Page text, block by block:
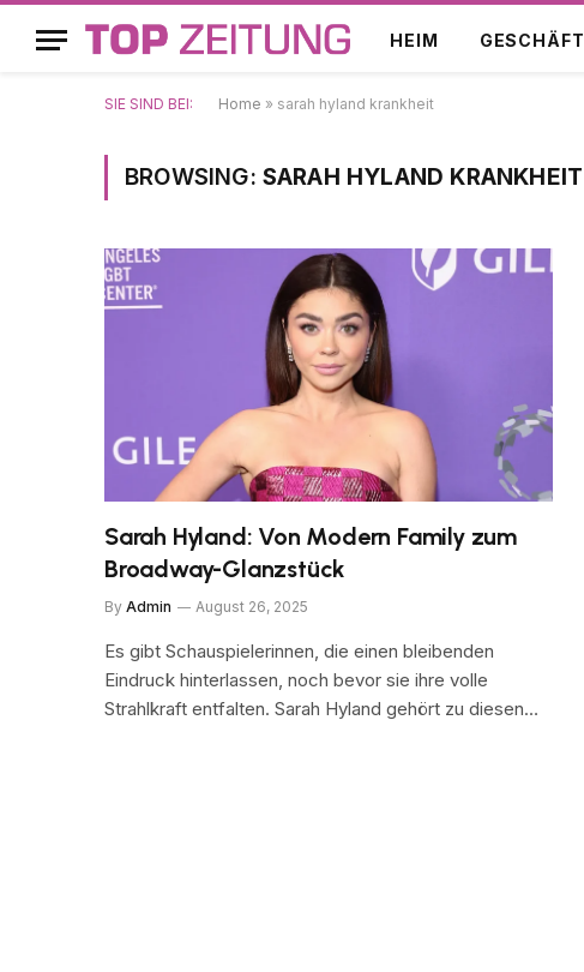
HEIM GESCHÄFT
SIE SIND BEI: Home » sarah hyland krankheit
BROWSING: SARAH HYLAND KRANKHEIT
Sarah Hyland: Von Modern Family zum
Broadway-Glanzstück
By Admin August 26, 2025
Es gibt Schauspielerinnen, die einen bleibenden
Eindruck hinterlassen, noch bevor sie ihre volle
Strahlkraft entfalten. Sarah Hyland gehört zu diesen…